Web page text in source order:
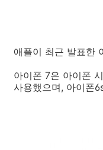
애플이 최근 발표한
아이폰 7은 아이폰
사용했으며, 아이폰